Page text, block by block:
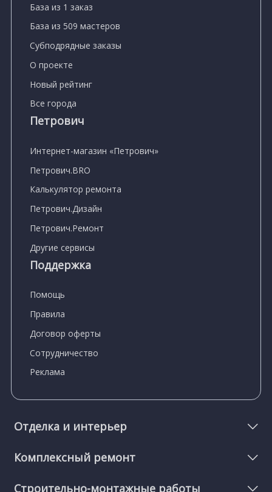
База из 1 заказ
База из 509 мастеров
Субподрядные заказы
О проекте
Новый рейтинг
Все города
Петрович
Интернет-магазин «Петрович»
Петрович.BRO
Калькулятор ремонта
Петрович.Дизайн
Петрович.Ремонт
Другие сервисы
Поддержка
Помощь
Правила
Договор оферты
Сотрудничество
Реклама
Отделка и интерьер
Комплексный ремонт
Строительно-монтажные работы